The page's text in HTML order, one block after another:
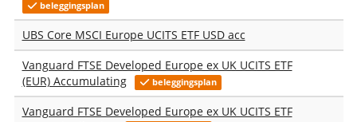
beleggingsplan
UBS Core MSCI Europe UCITS ETF USD acc
Vanguard FTSE Developed Europe ex UK UCITS ETF
(EUR) Accumulating
beleggingsplan
Vanguard FTSE Developed Europe ex UK UCITS ETF